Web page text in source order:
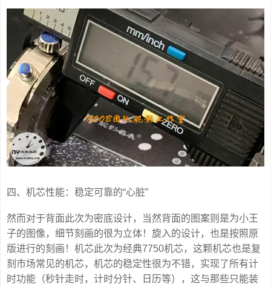
四、机芯性能：稳定可靠的“心脏”
然而对于背面此次为密底设计，当然背面的图案则是为小王
子的图像，细节刻画的很为立体！旋入的设计，也是按照原
版进行的刻画！机芯此次为经典7750机芯，这颗机芯也是复
刻市场常见的机芯，机芯的稳定性很为不错，实现了所有计
时功能（秒针走时，计时分针、日历等），这与那些只能装